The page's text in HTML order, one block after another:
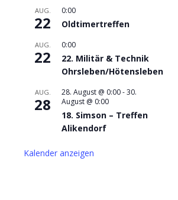
AUG.
22
0:00
Oldtimertreffen
AUG.
22
0:00
22. Militär & Technik
Ohrsleben/Hötensleben
AUG.
28
28. August @ 0:00-30.
August @ 0:00
18. Simson – Treffen
Alikendorf
Kalender anzeigen